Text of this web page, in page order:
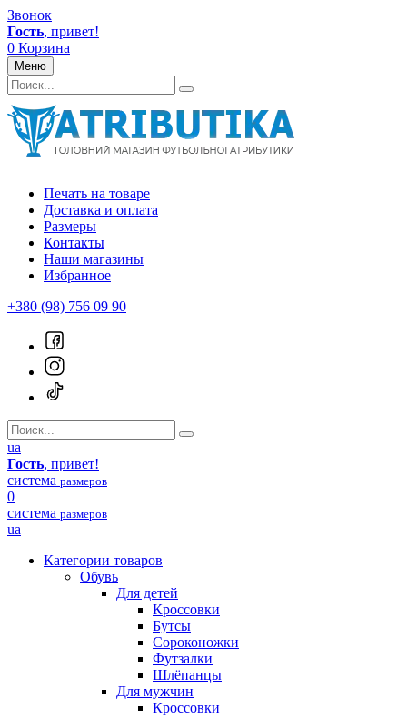
Звонок
Гость, привет!
0 Корзина
Меню
Печать на товаре
Доставка и оплата
Размеры
Контакты
Наши магазины
Избранное
+380 (98) 756 09 90
ua
Гость, привет!
система размеров
0
система размеров
ua
Категории товаров
Обувь
Для детей
Кроссовки
Бутсы
Сороконожки
Футзалки
Шлёпанцы
Для мужчин
Кроссовки